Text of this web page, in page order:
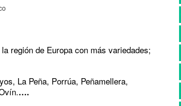
región de Europa con más variedades;
La Peña, Porrúa, Peñamellera,
….